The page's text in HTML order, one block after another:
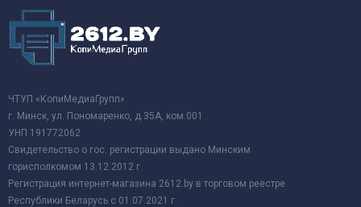
ЧТУП «КопиМедиаГрупп»
г. Минск, ул. Пономаренко, д.35А, ком.001
УНП 191772062
Свидетельство о гос. регистрации выдано Минским
горисполкомом 13.12.2012 г.
Регистрация интернет-магазина 2612.by в торговом реестре
Республики Беларусь с 01.07.2021 г.